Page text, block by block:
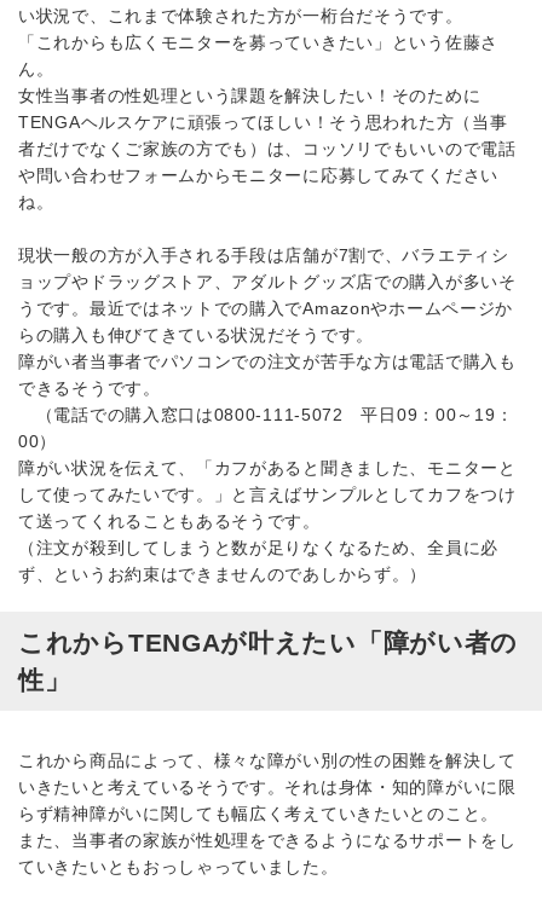
い状況で、これまで体験された方が一桁台だそうです。
「これからも広くモニターを募っていきたい」という佐藤さ
ん。
女性当事者の性処理という課題を解決したい！そのために
TENGAヘルスケアに頑張ってほしい！そう思われた方（当事
者だけでなくご家族の方でも）は、コッソリでもいいので電話
や問い合わせフォームからモニターに応募してみてください
ね。
現状一般の方が入手される手段は店舗が7割で、バラエティシ
ョップやドラッグストア、アダルトグッズ店での購入が多いそ
うです。最近ではネットでの購入でAmazonやホームページか
らの購入も伸びてきている状況だそうです。
障がい者当事者でパソコンでの注文が苦手な方は電話で購入も
できるそうです。
（電話での購入窓口は0800-111-5072 平日09：00～19：
00）
障がい状況を伝えて、「カフがあると聞きました、モニターと
して使ってみたいです。」と言えばサンプルとしてカフをつけ
て送ってくれることもあるそうです。
（注文が殺到してしまうと数が足りなくなるため、全員に必
ず、というお約束はできませんのであしからず。）
これからTENGAが叶えたい「障がい者の
性」
これから商品によって、様々な障がい別の性の困難を解決して
いきたいと考えているそうです。それは身体・知的障がいに限
らず精神障がいに関しても幅広く考えていきたいとのこと。
また、当事者の家族が性処理をできるようになるサポートをし
ていきたいともおっしゃっていました。